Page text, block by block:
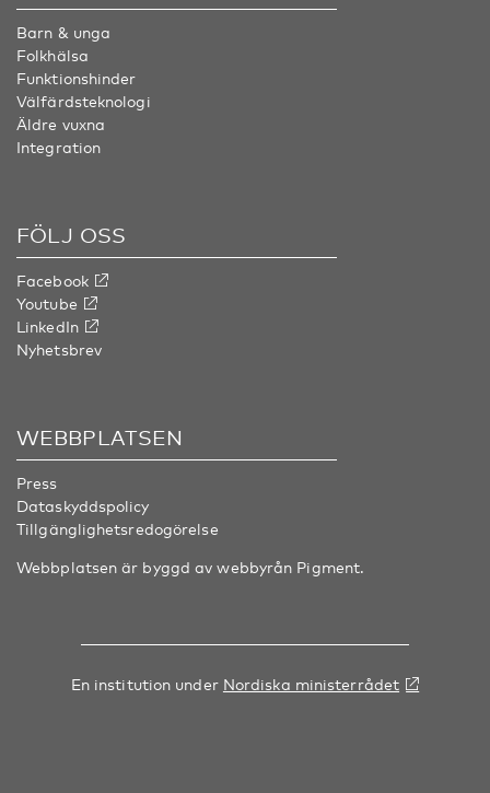
Barn & unga
Folkhälsa
Funktionshinder
Välfärdsteknologi
Äldre vuxna
Integration
FÖLJ OSS
Facebook
Youtube
LinkedIn
Nyhetsbrev
WEBBPLATSEN
Press
Dataskyddspolicy
Tillgänglighetsredogörelse
Webbplatsen är byggd av webbyrån Pigment.
En institution under Nordiska ministerrådet